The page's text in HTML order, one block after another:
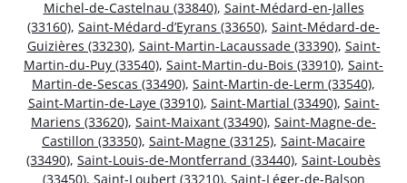
Michel-de-Castelnau (33840), Saint-Médard-en-Jalles
(33160), Saint-Médard-d’Eyrans (33650), Saint-Médard-de-
Guizières (33230), Saint-Martin-Lacaussade (33390), Saint-
Martin-du-Puy (33540), Saint-Martin-du-Bois (33910), Saint-
Martin-de-Sescas (33490), Saint-Martin-de-Lerm (33540),
Saint-Martin-de-Laye (33910), Saint-Martial (33490), Saint-
Mariens (33620), Saint-Maixant (33490), Saint-Magne-de-
Castillon (33350), Saint-Magne (33125), Saint-Macaire
(33490), Saint-Louis-de-Montferrand (33440), Saint-Loubès
(33450), Saint-Loubert (33210), Saint-Léger-de-Balson